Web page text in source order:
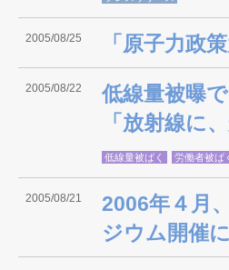
2005/08/25 「原子力政
2005/08/22
低線量被曝
「放射線に
低線量被ばく 労働者被ば
2005/08/21
2006年４月
ジウム開催